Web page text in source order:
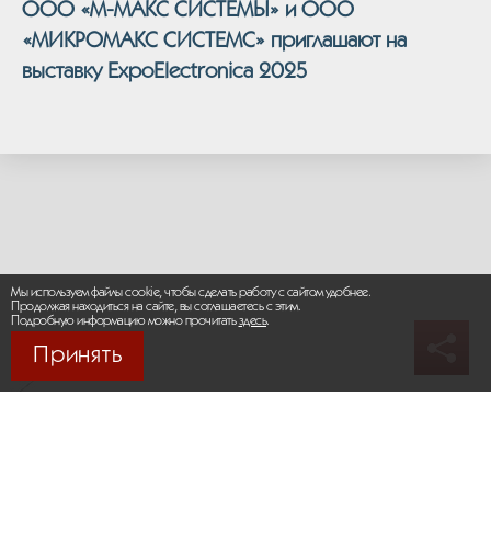
ООО «М-МАКС СИСТЕМЫ» и ООО
«МИКРОМАКС СИСТЕМС» приглашают на
выставку ExpoElectronica 2025
Мы используем файлы cookie, чтобы сделать работу с сайтом удобнее.
Продолжая находиться на сайте, вы соглашаетесь с этим.
Подробную информацию можно прочитатьздесь.
Принять